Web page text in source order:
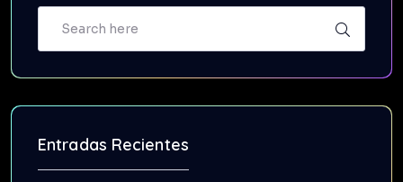
Entradas Recientes